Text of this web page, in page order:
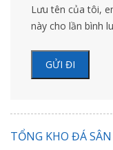
Lưu tên của tôi,
này cho lần bình
TỔNG KHO ĐÁ